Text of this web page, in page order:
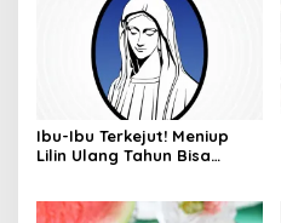
Ibu-Ibu Terkejut! Meniup
Lilin Ulang Tahun Bisa